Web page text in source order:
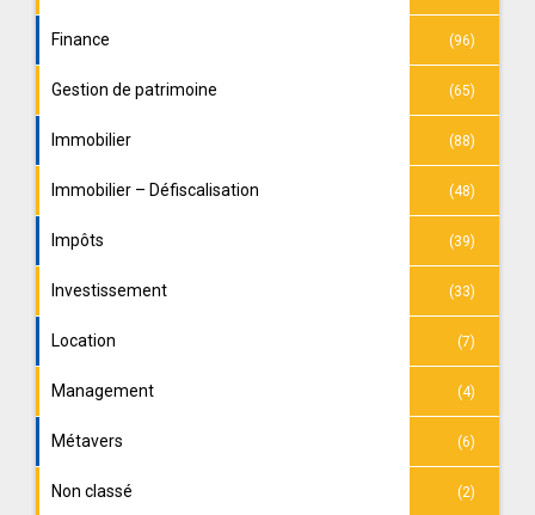
Finance (96)
Gestion de patrimoine (65)
Immobilier (88)
Immobilier – Défiscalisation (48)
Impôts (39)
Investissement (33)
Location (7)
Management (4)
Métavers (6)
Non classé (2)